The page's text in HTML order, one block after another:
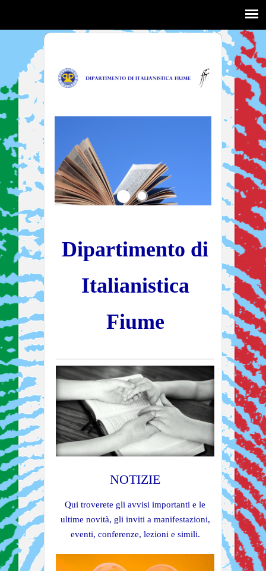
Dipartimento di
Italianistica
Fiume
NOTIZIE
Qui troverete gli avvisi importanti e le
ultime novità, gli inviti a manifestazioni,
eventi, conferenze, lezioni e simili.